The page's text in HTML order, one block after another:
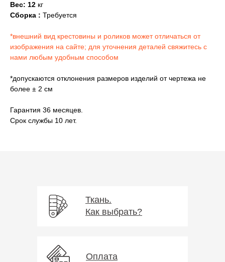
Вес: 12 кг
Сборка : Требуется
*внешний вид крестовины и роликов может отличаться от
изображения на сайте; для уточнения деталей свяжитесь с
нами любым удобным способом
*допускаются отклонения размеров изделий от чертежа не
более ± 2 см
Гарантия 36 месяцев.
Срок службы 10 лет.
Оплата
Ткань.
Как выбрать?